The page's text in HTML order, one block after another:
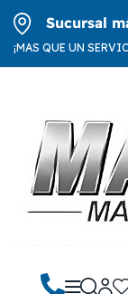
Sucursal
¡MAS QUE UN